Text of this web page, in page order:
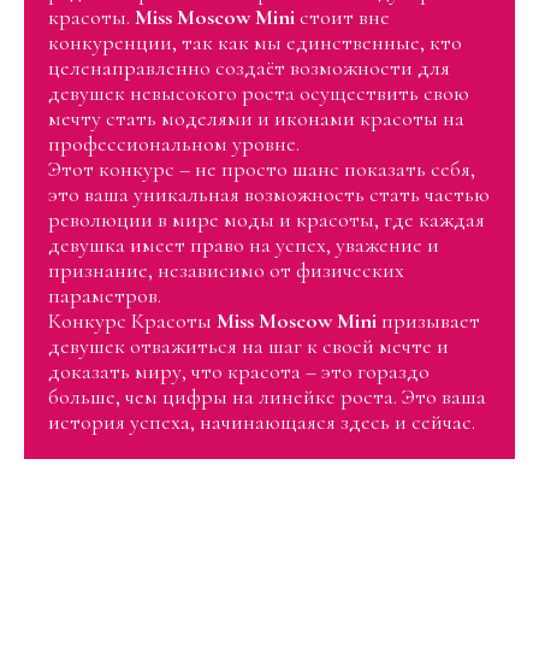
красоты. Miss Moscow Miniстоит вне
конкуренции, так как мы единственные, кто
целенаправленно создаёт возможности для
девушек невысокого роста осуществить свою
мечту стать моделями и иконами красоты на
профессиональном уровне.
Этот конкурс – не просто шанс показать себя,
это ваша уникальная возможность стать частью
революции в мире моды и красоты, где каждая
девушка имеет право на успех, уважение и
признание, независимо от физических
параметров.
Конкурс Красоты Miss Moscow Mini призывает
девушек отважиться на шаг к своей мечте и
доказать миру, что красота – это гораздо
больше, чем цифры на линейке роста. Это ваша
история успеха, начинающаяся здесь и сейчас.